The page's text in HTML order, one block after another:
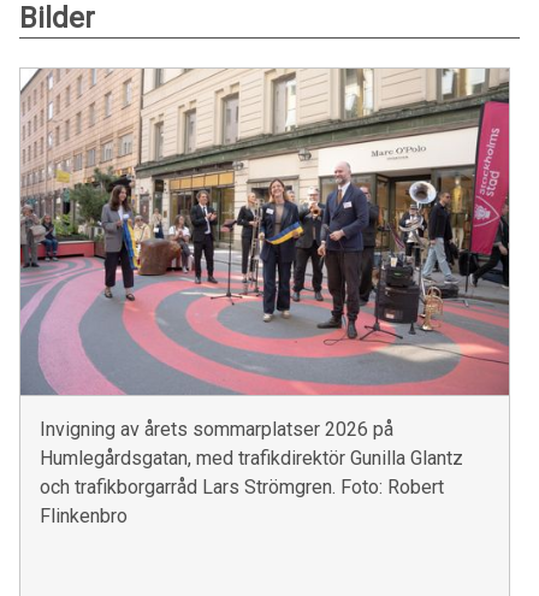
Bilder
Invigning av årets sommarplatser 2026 på
Humlegårdsgatan, med trafikdirektör Gunilla Glantz
och trafikborgarråd Lars Strömgren. Foto: Robert
Flinkenbro